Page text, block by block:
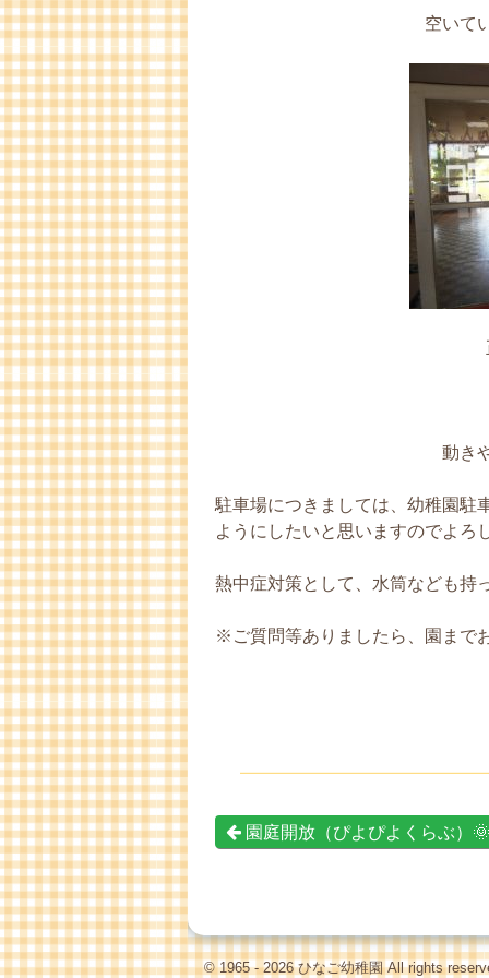
空いて
動き
駐車場につきましては、幼稚園駐
ようにしたいと思いますのでよろ
熱中症対策として、水筒なども持
※ご質問等ありましたら、園まで
園庭開放（ぴよぴよくらぶ）🌞
© 1965 - 2026 ひなご幼稚園 All rights